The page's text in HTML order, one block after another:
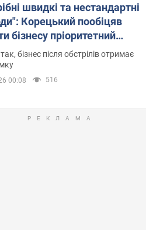
швидкі та нестандартні
Корецький пообіцяв
бізнесу пріоритетний
до наявних складських
бізнес після обстрілів отримає
00:08 516